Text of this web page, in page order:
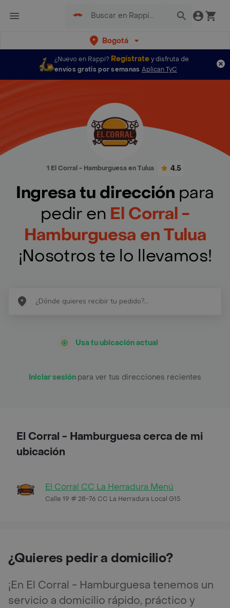
Bogotá
¿Nuevo en Rappi? Regístratey disfruta de
envíos gratis por semanas Aplican TyC
1 El Corral - Hamburguesa en Tulua 4.5
Ingresa tu dirección para
pedir en El Corral -
Hamburguesa en Tulua
¡Nosotros te lo llevamos!
Usa tu ubicación actual
Iniciar sesión para ver tus direcciones recientes
El Corral - Hamburguesa cerca de mi
ubicación
El Corral CC La Herradura Menú
Calle 19 # 28-76 CC La Herradura Local G15
¿Quieres pedir a domicilio?
¡En El Corral - Hamburguesa tenemos un
servicio a domicilio rápido, práctico y